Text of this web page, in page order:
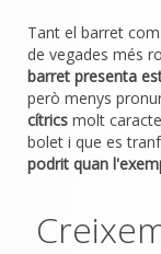
Tant el barret com
de vegades més
barret presenta
però menys
cítrics molt
bolet i que es
podrit quan